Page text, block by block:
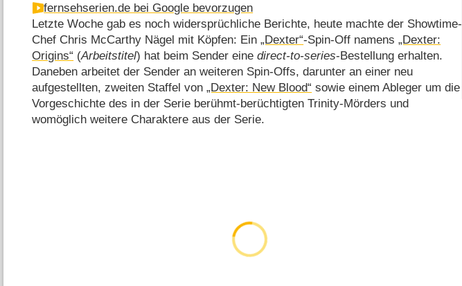
fernsehserien.de bei Google bevorzugen
Letzte Woche gab es noch widersprüchliche Berichte, heute machte der Showtime-
Chef Chris McCarthy Nägel mit Köpfen: Ein„Dexter“-Spin-Off namens„Dexter:
Origins“ (Arbeitstitel) hat beim Sender einedirect-to-series-Bestellung erhalten.
Daneben arbeitet der Sender an weiteren Spin-Offs, darunter an einer neu
aufgestellten, zweiten Staffel von„Dexter: New Blood“ sowie einem Ableger um die
Vorgeschichte des in der Serie berühmt-berüchtigten Trinity-Mörders und
womöglich weitere Charaktere aus der Serie.